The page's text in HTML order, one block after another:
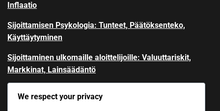
Inflaatio
Sijoittamisen Psykologia: Tunteet, Päätöksenteko,
Käyttäytyminen
Sijoittaminen ulkomaille aloittelijoille: Valuuttariskit,
Markkinat, Lainsäädäntö
We respect your privacy